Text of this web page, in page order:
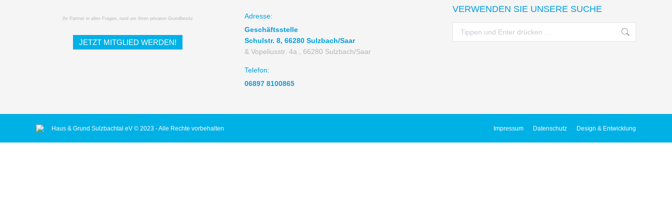
Ihr Partner in allen Fragen, rund um Ihren privaten Grundbesitz
JETZT MITGLIED WERDEN!
Adresse:
Geschäftsstelle
Schulstr. 8, 66280 Sulzbach/Saar
& Vopeliusstr. 4a , 66280 Sulzbach/Saar
Telefon:
06897 8100865
VERWENDEN SIE UNSERE SUCHE
Search:
Haus & Grund Sulzbachtal eV © 2023 - Alle Rechte vorbehalten Impressum Datenschutz Design & Entwicklung